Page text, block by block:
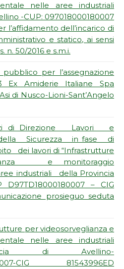
nelle aree industriali
-CUP: 097018000180007
l’affidamento dell’incarico di
e statico, ai sensi
n. 50/2016 e s.m.i.
pubblico per l’assegnazione
Amiderie Italiane Spa
di Nusco-Lioni-Sant’Angelo
di Direzione Lavori e
Sicurezza in fase di
dei lavori di “Infrastrutture
e monitoraggio
industriali della Provincia
– CIG
prosieguo seduta
per videosorveglianza e
nelle aree industriali
di Avellino-
CIG 81543996ED